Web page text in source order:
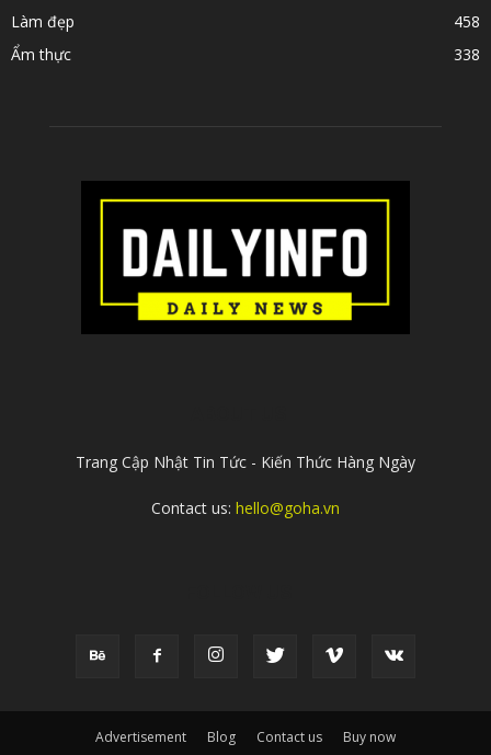
Làm đẹp
458
Ẩm thực
338
Trang Cập Nhật Tin Tức - Kiến Thức Hàng Ngày
Contact us: hello@goha.vn
Advertisement Blog Contact us Buy now